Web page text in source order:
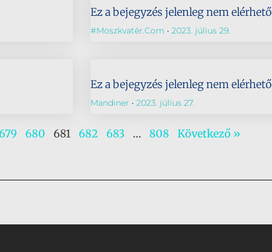
Ez a bejegyzés jelenleg nem elérhető
#Moszkvatér.com 2023. július 29.
Ez a bejegyzés jelenleg nem elérhető
Mandiner 2023. július 27.
679 680 681 682 683 … 808 Következő »